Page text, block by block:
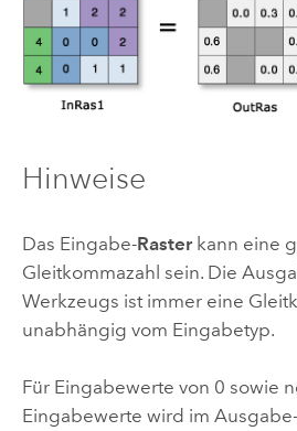
Hinweise
Das Eingabe-Rasterkann eine
Gleitkommazahl sein. Die
Werkzeugs ist immer eine
unabhängig vom Eingabetyp.
Für Eingabewerte von 0 sowie
Eingabewerte wird im